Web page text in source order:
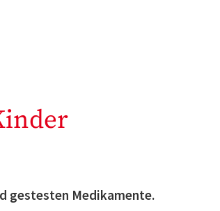
gestesten Medikamente.